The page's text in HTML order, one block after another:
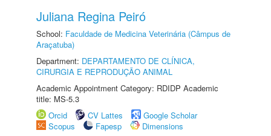
Juliana Regina Peiró
School: Faculdade de Medicina Veterinária (Câmpus de
Araçatuba)
Department: DEPARTAMENTO DE CLÍNICA,
CIRURGIA E REPRODUÇÃO ANIMAL
Academic Appointment Category: RDIDP Academic
title: MS-5.3
Orcid
CV Lattes
Google Scholar
Scopus
Fapesp
Dimensions